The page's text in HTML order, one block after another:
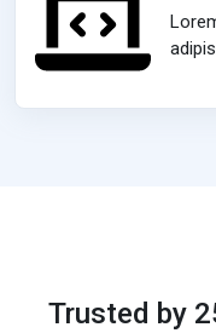
Trusted by